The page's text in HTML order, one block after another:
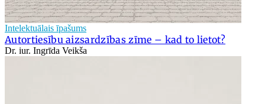
Intelektuālais īpašums
Autortiesību aizsardzības zīme – kad to lietot?
Dr. iur. Ingrīda Veikša